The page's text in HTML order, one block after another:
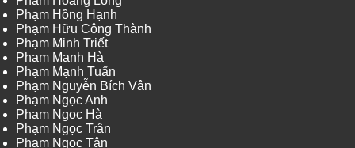
Phạm Hồng Hạnh
Phạm Hữu Công Thành
Phạm Minh Triết
Phạm Mạnh Hà
Phạm Mạnh Tuấn
Phạm Nguyễn Bích Vân
Phạm Ngọc Anh
Phạm Ngọc Hà
Phạm Ngọc Trân
Phạm Ngọc Tân